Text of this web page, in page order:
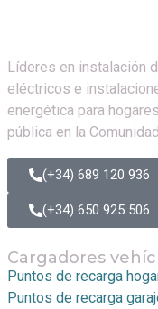
Líderes en instalación
eléctricos e
energética para
pública en la
(+34) 689 120 936
(+34) 650 925 506
Cargadores
Puntos de recarga
Puntos de recarga